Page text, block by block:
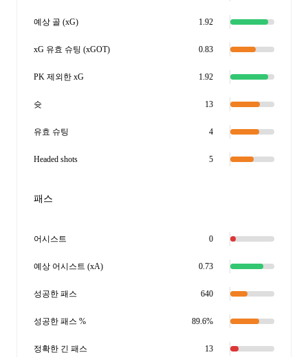
예상 골 (xG) 1.92
xG 유효 슈팅 (xGOT) 0.83
PK 제외한 xG 1.92
슛 13
유효 슈팅 4
Headed shots 5
패스
어시스트 0
예상 어시스트 (xA) 0.73
성공한 패스 640
성공한 패스 % 89.6%
정확한 긴 패스 13